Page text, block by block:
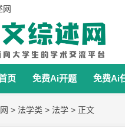
网
页 免费Ai开题 免费Ai
> 法学类 > 法学 > 正文